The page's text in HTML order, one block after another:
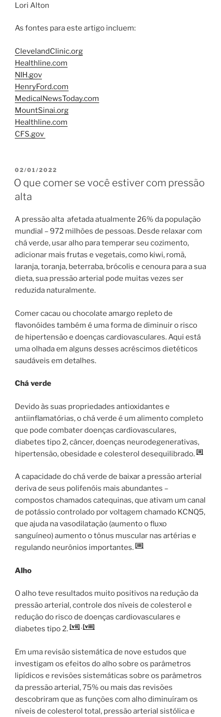
Lori Alton
As fontes para este artigo incluem:
ClevelandClinic.org
Healthline.com
NIH.gov
HenryFord.com
MedicalNewsToday.com
MountSinai.org
Healthline.com
CFS.gov
PUBLICADO
EM
02/01/2022
O que comer se você estiver com pressão
alta
A pressão alta afetada atualmente 26% da população
mundial – 972 milhões de pessoas. Desde relaxar com
chá verde, usar alho para temperar seu cozimento,
adicionar mais frutas e vegetais, como kiwi, romã,
laranja, toranja, beterraba, brócolis e cenoura para a sua
dieta, sua pressão arterial pode muitas vezes ser
reduzida naturalmente.
Comer cacau ou chocolate amargo repleto de
flavonóides também é uma forma de diminuir o risco
de hipertensão e doenças cardiovasculares. Aqui está
uma olhada em alguns desses acréscimos dietéticos
saudáveis ​​em detalhes.
Chá verde
Devido às suas propriedades antioxidantes e
antiinflamatórias, o chá verde é um alimento completo
que pode combater doenças cardiovasculares,
diabetes tipo 2, câncer, doenças neurodegenerativas,
hipertensão, obesidade e colesterol desequilibrado. [ii]
A capacidade do chá verde de baixar a pressão arterial
deriva de seus polifenóis mais abundantes –
compostos chamados catequinas, que ativam um canal
de potássio controlado por voltagem chamado KCNQ5,
que ajuda na vasodilatação (aumento o fluxo
sanguíneo) aumento o tônus ​​muscular nas artérias e
regulando neurônios importantes. [iii]
Alho
O alho teve resultados muito positivos na redução da
pressão arterial, controle dos níveis de colesterol e
redução do risco de doenças cardiovasculares e
diabetes tipo 2. [vii] ,[viii]
Em uma revisão sistemática de nove estudos que
investigam os efeitos do alho sobre os parâmetros
lipídicos e revisões sistemáticas sobre os parâmetros
da pressão arterial, 75% ou mais das revisões
descobriram que as funções com alho diminuíram os
níveis de colesterol total, pressão arterial sistólica e